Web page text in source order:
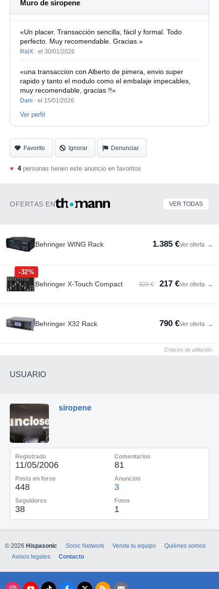
Muro de siropene
«Un placer. Transacción sencilla, fácil y formal. Todo
perfecto. Muy recomendable. Gracias.»
RaiX · el 30/01/2026
«una transaccion con Alberto de pimera, envio super
rapido y tanto el modulo como el embalaje impecables,
muy recomendable, gracias !!»
Dani · el 15/01/2026
Ver perfil
Favorito Ignorar Denunciar
♥ 4personas tienen este anuncio en favoritos
OFERTAS EN VER TODAS
Behringer WING Rack 1.385 €Ver oferta →
-32%
Behringer X-Touch Compact 320 € 217 €Ver oferta →
Behringer X32 Rack 790 €Ver oferta →
Enlaces de afiliación
USUARIO
siropene
Registrado
11/05/2006
Comentarios
81
Posts en foros
448
Anuncios
3
Seguidores
38
Fotos
1
© 2026 Hispasonic Sonic Network Vende tu equipo
Quiénes somos
Avisos legales
Contacto